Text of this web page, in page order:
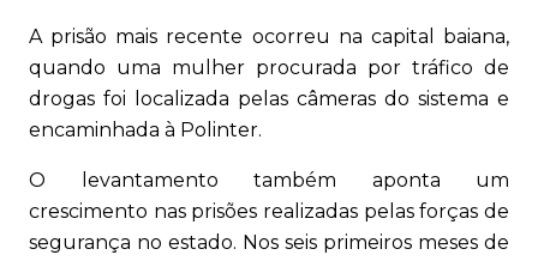
A prisão mais recente ocorreu na capital baiana,
quando uma mulher procurada por tráfico de
drogas foi localizada pelas câmeras do sistema e
encaminhada à Polinter.
O levantamento também aponta um
crescimento nas prisões realizadas pelas forças de
segurança no estado. Nos seis primeiros meses de